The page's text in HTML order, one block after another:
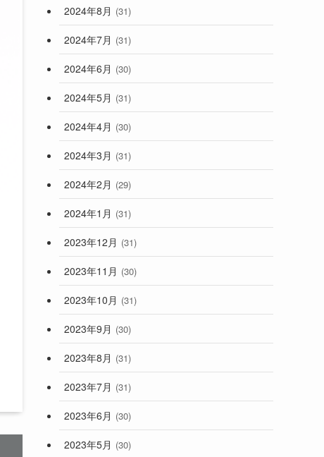
2024年8月 (31)
2024年7月 (31)
2024年6月 (30)
2024年5月 (31)
2024年4月 (30)
2024年3月 (31)
2024年2月 (29)
2024年1月 (31)
2023年12月 (31)
2023年11月 (30)
2023年10月 (31)
2023年9月 (30)
2023年8月 (31)
2023年7月 (31)
2023年6月 (30)
2023年5月 (30)